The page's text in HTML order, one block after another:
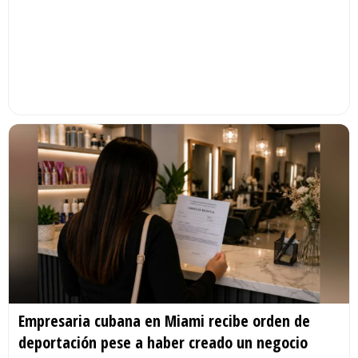
Empresaria cubana en Miami recibe orden de
deportación pese a haber creado un negocio